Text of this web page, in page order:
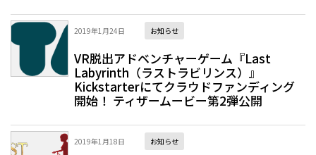
2019年1月24日 お知らせ
VR脱出アドベンチャーゲーム『Last
Labyrinth（ラストラビリンス）』
Kickstarterにてクラウドファンディング
開始！ ティザームービー第2弾公開
2019年1月18日 お知らせ